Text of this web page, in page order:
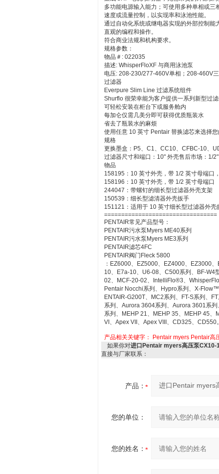
多功能电源输入能力；可使用多种单相或三
速度或流量控制，以实现率和泳池性能。
通过自动化系统或继电器实现的外部控制能
直观的编程和操作。
符合商业法规和机构要求。
规格参数：
物品＃: 022035
描述: WhisperFloXF 与商用泳池泵
电压: 208-230/277-460V单相；208-460V
过滤器
Everpure Slim Line 过滤系统组件
Shurflo 很荣幸能为客户提供一系列新型过
可轻松安装在柜台下或服务舱内
每加仑仅需几美分即可获得优质瓶装水
省去了瓶装水的麻烦
使用任意 10 英寸 Pentair 替换滤芯来选择
规格
更换墨盒：P5、C1、CC10、CFBC-10、
过滤器尺寸和端口：10" 外壳售后市场：1/
物品
158195：10 英寸外壳，带 1/2 英寸母端口
158196：10 英寸外壳，带 1/2 英寸母端口
244047：带螺钉的细长型过滤器外壳支架
150539：细长型滤清器外壳扳手
151121：适用于 10 英寸细长型过滤器外壳
=================================
PENTAIR常见产品型号：
PENTAIR污水泵Myers ME40系列
PENTAIR污水泵Myers ME3系列
PENTAIR滤芯4FC
PENTAIR阀门Fleck 5800
：EZ6000、EZ5000、EZ4000、EZ3000
10、E7a-10、U6-08、C500系列、BF-W4
02、MCF-20-02、IntelliFlo®3、
Pentair Nocchi系列、Hypro系列、X-
ENTAIR-G200T、MC2系列、FT-S系列、
系列、Aurora 3604系列、Aurora 3601系
系列、MEHP 21、MEHP 35、MEHP 45
VI、Apex VII、Apex VIII、CD325、CD550
产品相关关键字： Pentair myers Pentair高
如果你对进口Pentair myers高压泵CX10-
直接与厂家联系：
产品：
您的单位：
您的姓名：